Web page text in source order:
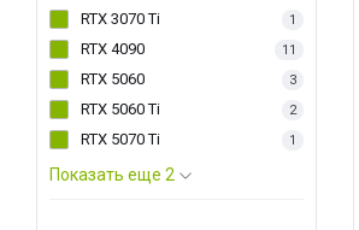
RTX 3070 Ti 1
RTX 4090 11
RTX 5060 3
RTX 5060 Ti 2
RTX 5070 Ti 1
Показать еще 2